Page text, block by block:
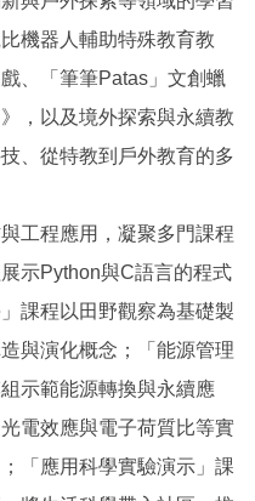
機器人輔助特殊教育教
、「筆筆Patas」文創蠟
，以及境外探索與永續教
、從特教到戶外教育的多
程應用，凝聚多門課程
示Python與C語言的程式
課程以田野觀察為基礎製
與演化概念；「能源管理
示範能源轉換與永續應
電效應與電子荷質比等實
「應用科學實驗演示」課